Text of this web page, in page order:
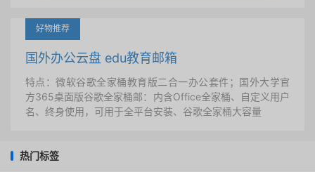
好物推荐
国外办公云盘 edu教育邮箱
特点：微软谷歌全家桶教育版二合一办公套件；国外大学官
方365桌面版谷歌全家桶邮：内含Office全家桶、自定义用户
名、终身使用，可用于全平台安装、谷歌全家桶大容量
热门标签